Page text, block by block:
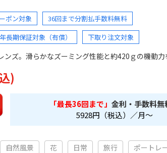
ポン対象
36回まで分割払手数料無料
長期保証対象（有償） 下取り注文対象
ズ。滑らかなズーミング性能と約420ｇの機動力
)
「最長36回まで」 金利・手数料無
5928円（税込）／月～
自然風景 花 日常 旅行
ポートレ